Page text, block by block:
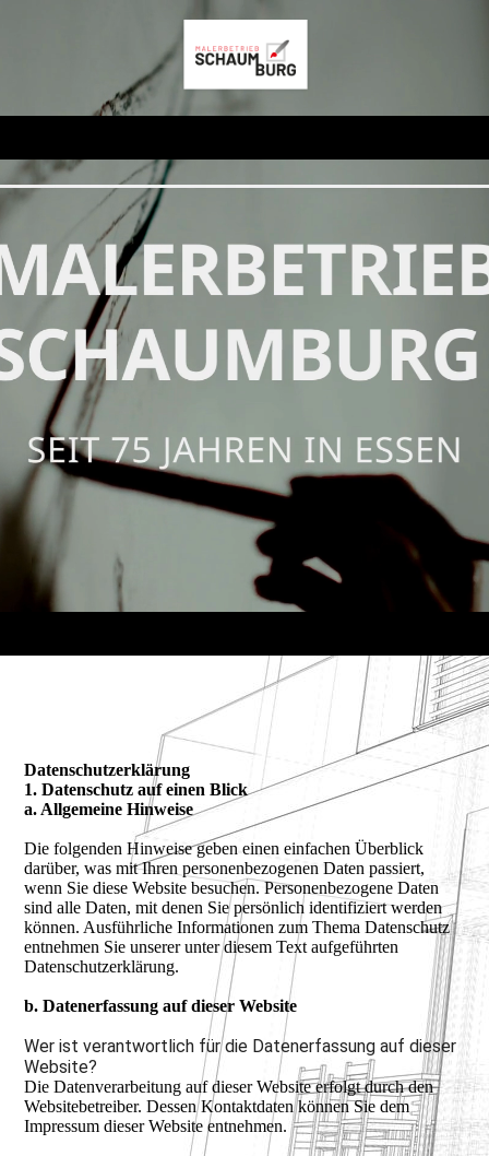
Datenschutzerklärung
1. Datenschutz auf einen Blick
a. Allgemeine Hinweise
Die folgenden Hinweise geben einen einfachen Überblick
darüber, was mit Ihren personenbezogenen Daten passiert,
wenn Sie diese Website besuchen. Personenbezogene Daten
sind alle Daten, mit denen Sie persönlich identifiziert werden
können. Ausführliche Informationen zum Thema Datenschutz
entnehmen Sie unserer unter diesem Text aufgeführten
Datenschutzerklärung.
b. Datenerfassung auf dieser Website
Wer ist verantwortlich für die Datenerfassung auf dieser
Website?
Die Datenverarbeitung auf dieser Website erfolgt durch den
Websitebetreiber. Dessen Kontaktdaten können Sie dem
Impressum dieser Website entnehmen.